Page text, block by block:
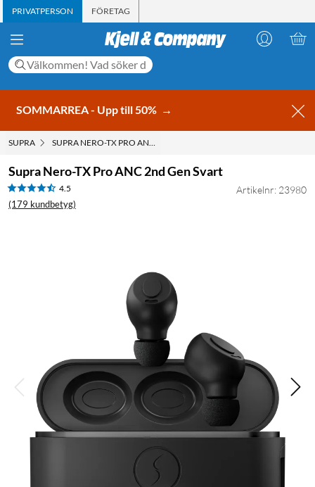
PRIVATPERSON FÖRETAG
SOMMARREA - Upp till 50% →
SUPRA SUPRA NERO-TX PRO ANC 2ND GEN SVART
Supra Nero-TX Pro ANC 2nd Gen Svart
4.5
(179 kundbetyg)
Artikelnr: 23980